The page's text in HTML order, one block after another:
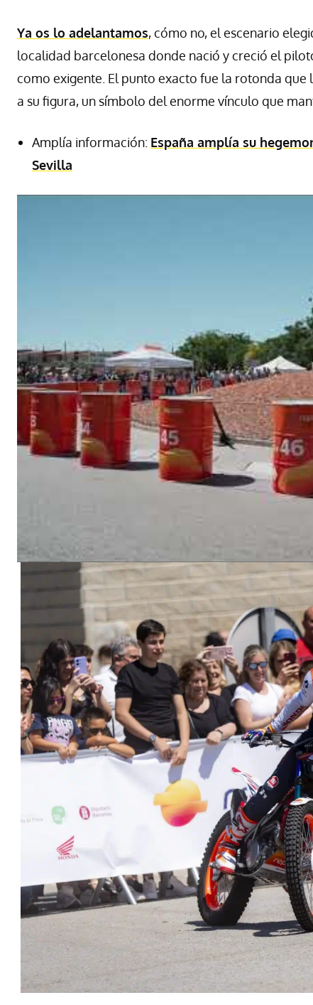
Ya os lo adelantamos, cómo no, el escenario
localidad barcelonesa donde nació y creció el
como exigente. El punto exacto fue la rotonda
a su figura, un símbolo del enorme vínculo que
Amplía información: España amplía su
Sevilla